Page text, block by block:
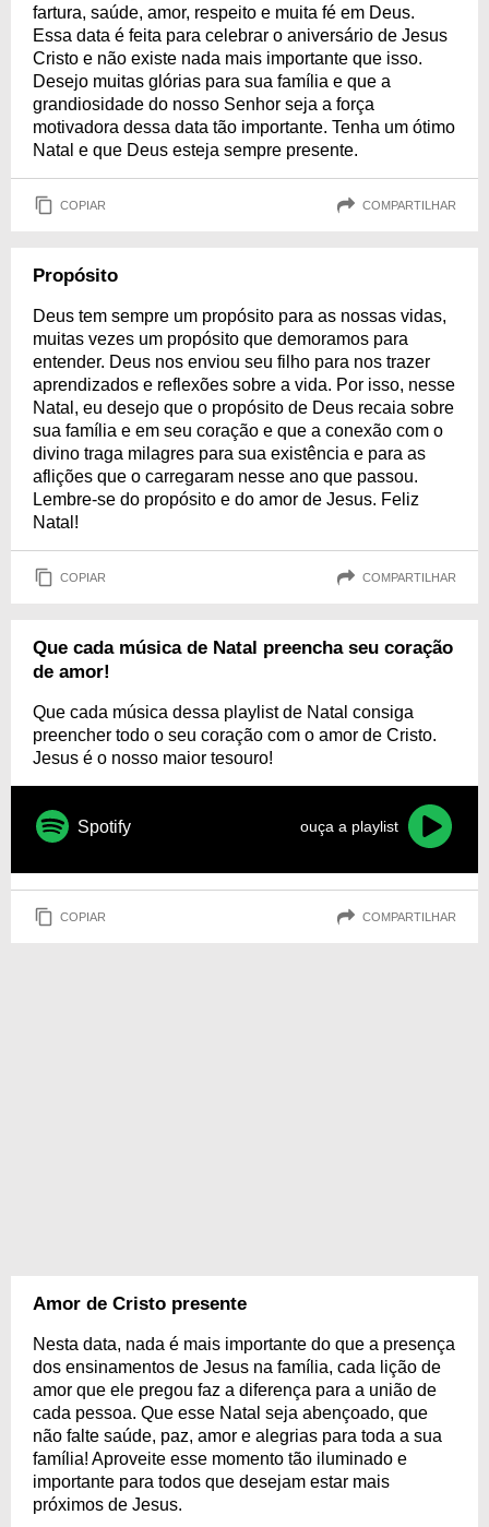
fartura, saúde, amor, respeito e muita fé em Deus.
Essa data é feita para celebrar o aniversário de Jesus
Cristo e não existe nada mais importante que isso.
Desejo muitas glórias para sua família e que a
grandiosidade do nosso Senhor seja a força
motivadora dessa data tão importante. Tenha um ótimo
Natal e que Deus esteja sempre presente.
COPIAR COMPARTILHAR
Propósito
Deus tem sempre um propósito para as nossas vidas,
muitas vezes um propósito que demoramos para
entender. Deus nos enviou seu filho para nos trazer
aprendizados e reflexões sobre a vida. Por isso, nesse
Natal, eu desejo que o propósito de Deus recaia sobre
sua família e em seu coração e que a conexão com o
divino traga milagres para sua existência e para as
aflições que o carregaram nesse ano que passou.
Lembre-se do propósito e do amor de Jesus. Feliz
Natal!
COPIAR COMPARTILHAR
Que cada música de Natal preencha seu coração
de amor!
Que cada música dessa playlist de Natal consiga
preencher todo o seu coração com o amor de Cristo.
Jesus é o nosso maior tesouro!
Spotify ouça a playlist
COPIAR COMPARTILHAR
Amor de Cristo presente
Nesta data, nada é mais importante do que a presença
dos ensinamentos de Jesus na família, cada lição de
amor que ele pregou faz a diferença para a união de
cada pessoa. Que esse Natal seja abençoado, que
não falte saúde, paz, amor e alegrias para toda a sua
família! Aproveite esse momento tão iluminado e
importante para todos que desejam estar mais
próximos de Jesus.